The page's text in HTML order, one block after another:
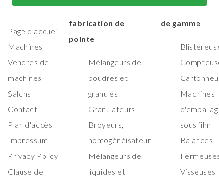
Page d'accueil
Machines
Vendres de
machines
Salons
Contact
Plan d'accès
Impressum
Privacy Policy
Clause de
traitement et de
fabrication de
pointe
Mélangeurs de
poudres et
granulés
Granulateurs
Broyeurs,
homogénéisateur
Mélangeurs de
liquides et
d'emballage
de gamme
Machines
sous film
Balances
Visseuses